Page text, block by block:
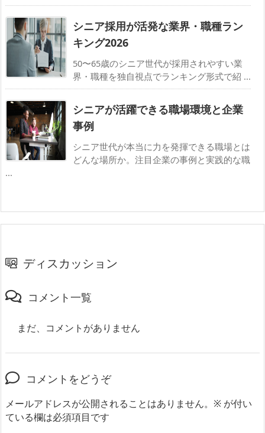
シニア採用が活発な業界・職種ラン
キング2026
50〜65歳のシニア世代が採用されやすい業
界・職種を独自視点でランキング形式で紹 ...
シニアが活躍できる職場環境と企業
事例
シニア世代が本当に力を発揮できる職場とは
どんな場所か。注目企業の事例と実践的な職
...
ディスカッション
コメント一覧
まだ、コメントがありません
コメントをどうぞ
メールアドレスが公開されることはありません。 ※が付い
ている欄は必須項目です